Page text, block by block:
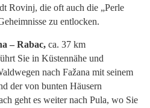
Rovinj, die oft auch die „Perle
zu entlocken.
– Rabac, ca. 37 km
Sie in Küstennähe und
nach Fažana mit seinem
der von bunten Häusern
geht es weiter nach Pula, wo Sie